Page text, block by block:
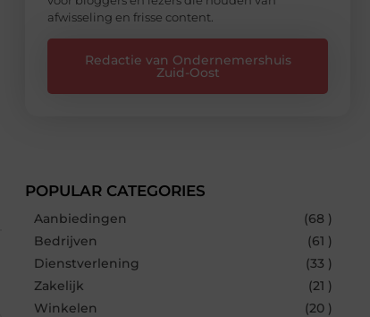
afwisseling en frisse content.
Redactie van Ondernemershuis
Zuid-Oost
POPULAR CATEGORIES
Aanbiedingen
(68 )
Bedrijven
(61 )
Dienstverlening
(33 )
Zakelijk
(21 )
Winkelen
(20 )